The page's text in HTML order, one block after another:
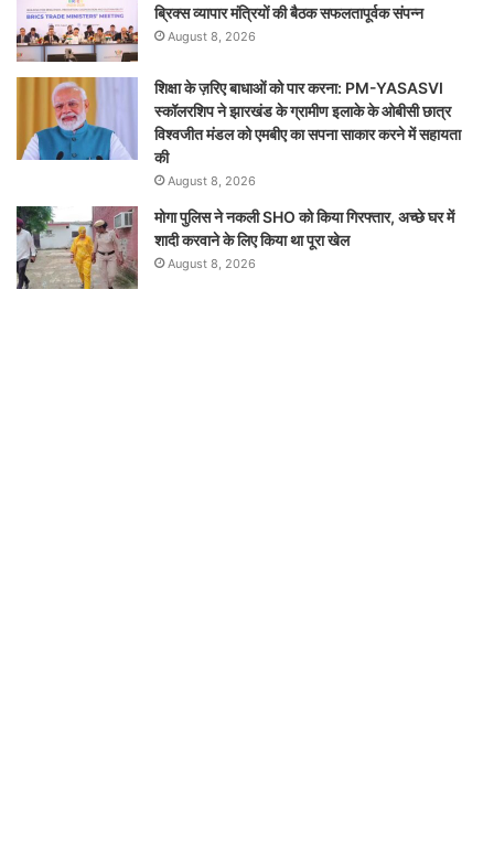
ब्रिक्‍स व्यापार मंत्रियों की बैठक सफलतापूर्वक संपन्न
August 8, 2026
शिक्षा के ज़रिए बाधाओं को पार करना: PM-YASASVI
स्कॉलरशिप ने झारखंड के ग्रामीण इलाके के ओबीसी छात्र
विश्वजीत मंडल को एमबीए का सपना साकार करने में सहायता
की
August 8, 2026
मोगा पुलिस ने नकली SHO को किया गिरफ्तार, अच्छे घर में
शादी करवाने के लिए किया था पूरा खेल
August 8, 2026